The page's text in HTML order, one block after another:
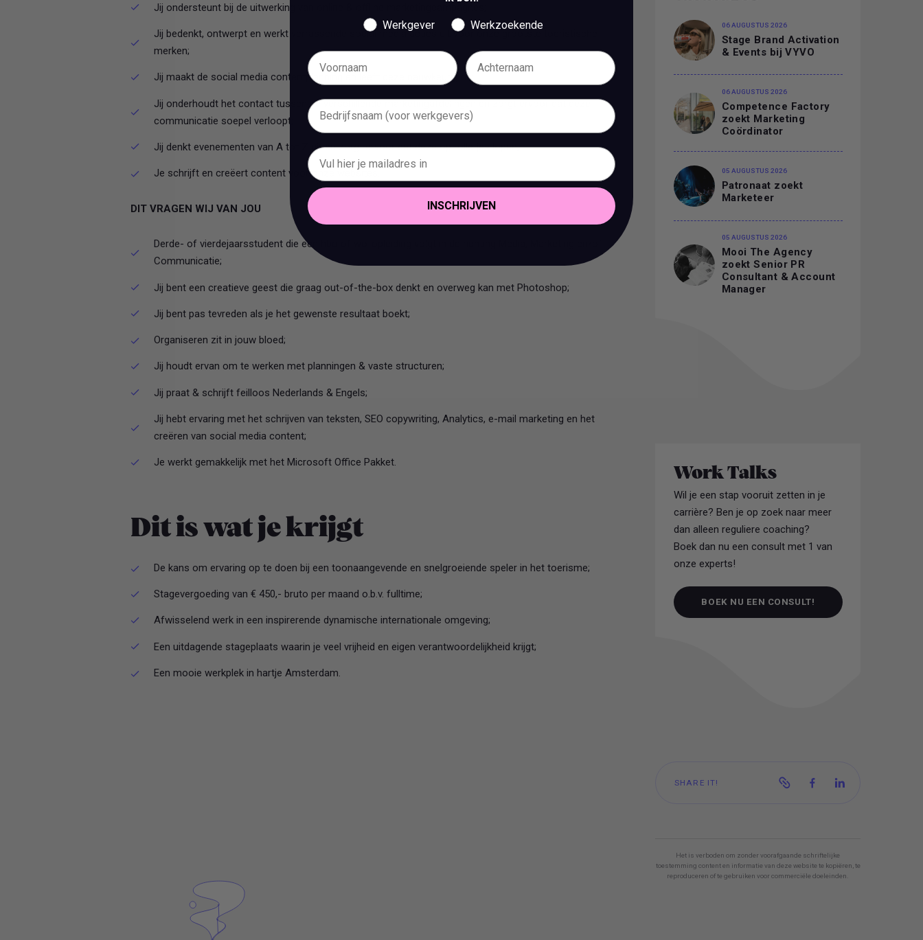
Jij ondersteunt bij de uitwerking van online & offline marketingcampagnes;
Jij bedenkt, ontwerpt en werkt verrassende social media acties uit voor onze grootste toeristische
merken;
Jij maakt de social media contentplanning en leeft deze nauwkeurig na;
Jij onderhoudt het contact tussen de verschillende marketingafdelingen en zorgt ervoor dat deze
communicatie soepel verloopt;
Jij denkt evenementen van A tot Z uit en zorgt ervoor dat deze op rolletjes lopen;
Je schrijft en creëert content voor onze websites.
DIT VRAGEN WIJ VAN JOU
Derde- of vierdejaarsstudent die een hbo of wo-opleiding volgt in de richting Media, Marketing en/of
Communicatie;
Jij bent een creatieve geest die graag out-of-the-box denkt en overweg kan met Photoshop;
Jij bent pas tevreden als je het gewenste resultaat boekt;
Organiseren zit in jouw bloed;
Jij houdt ervan om te werken met planningen & vaste structuren;
Jij praat & schrijft feilloos Nederlands & Engels;
Jij hebt ervaring met het schrijven van teksten, SEO copywriting, Analytics, e-mail marketing en het
creëren van social media content;
Je werkt gemakkelijk met het Microsoft Office Pakket.
Dit is wat je krijgt
De kans om ervaring op te doen bij een toonaangevende en snelgroeiende speler in het toerisme;
Stagevergoeding van € 450,- bruto per maand o.b.v. fulltime;
Afwisselend werk in een inspirerende dynamische internationale omgeving;
Een uitdagende stageplaats waarin je veel vrijheid en eigen verantwoordelijkheid krijgt;
Een mooie werkplek in hartje Amsterdam.
06 AUGUSTUS 2026
Stage Brand Activation
& Events bij VYVO
06 AUGUSTUS 2026
Competence Factory
zoekt Marketing
Coördinator
05 AUGUSTUS 2026
Patronaat zoekt
Marketeer
05 AUGUSTUS 2026
Mooi The Agency
zoekt Senior PR
Consultant & Account
Manager
Work Talks
Wil je een stap vooruit zetten in je
carrière? Ben je op zoek naar meer
dan alleen reguliere coaching?
Boek dan nu een consult met 1 van
onze experts!
BOEK NU EEN CONSULT!
SHARE IT!
Het is verboden om zonder voorafgaande schriftelijke
toestemming content en informatie van deze website te kopiëren, te
reproduceren of te gebruiken voor commerciële doeleinden.
Werkgever Werkzoekende
INSCHRIJVEN